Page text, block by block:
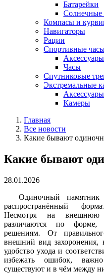
Батарейки
Солнечные
Компасы и
Навигаторы
Рации
Спортивные
Часы
Спутниковые
Экстремальные
Камеры
Главная
Все новости
Какие бывают
Какие бывают
28.01.2026
Одиночный
распространённый
Несмотря на внешнюю
различаются по форме,
решениям. От
внешний вид захоронения,
удобство ухода и
избежать ошибок,
существуют и в чём между